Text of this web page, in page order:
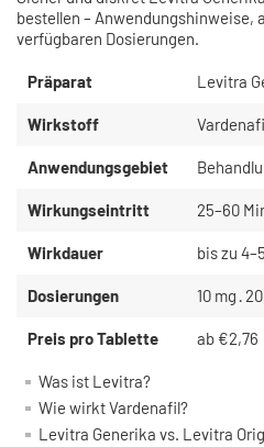
bestellen – Anwendungshinweise,
verfügbaren Dosierungen.
Präparat Levitra
Wirkstoff
Anwendungsgebiet
Wirkungseintritt 25–60
Wirkdauer bis zu
Dosierungen 10 mg ·
Preis pro Tablette ab €2,76
Was ist Levitra?
Wie wirkt Vardenafil?
Levitra Generika vs. Levitra